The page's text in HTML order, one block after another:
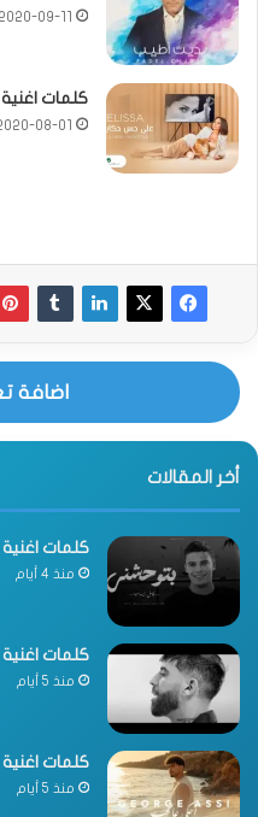
2020-09-11
كلمات اغنية
08-01
اضافة
أخر المقالات
كلمات اغنية
منذ 4 أيام
كلمات اغنية IAM K2 – ديدين كانون 16 2026
منذ 5 أيام
كلمات اغنية
منذ 5 أيام